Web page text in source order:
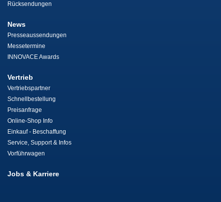
Rücksendungen
News
Presseaussendungen
Messetermine
INNOVACE Awards
Vertrieb
Vertriebspartner
Schnellbestellung
Preisanfrage
Online-Shop Info
Einkauf - Beschaffung
Service, Support & Infos
Vorführwagen
Jobs & Karriere